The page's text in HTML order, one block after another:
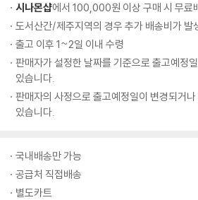
시나몬샵에서 100,000원 이상 구매 시 무료
도서산간/제주지역의 경우 추가 배송비가 발
출고 이후 1~2일 이내 수령
판매자가 설정한 날짜를 기준으로 출고예정
있습니다.
판매자의 사정으로 출고예정일이 변경되거
있습니다.
국내배송만 가능
공급처 직접배송
별도카트